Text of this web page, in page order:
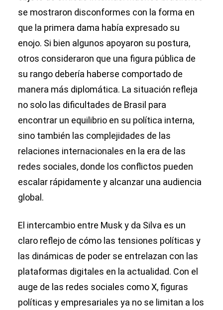
se mostraron disconformes con la forma en
que la primera dama había expresado su
enojo. Si bien algunos apoyaron su postura,
otros consideraron que una figura pública de
su rango debería haberse comportado de
manera más diplomática. La situación refleja
no solo las dificultades de Brasil para
encontrar un equilibrio en su política interna,
sino también las complejidades de las
relaciones internacionales en la era de las
redes sociales, donde los conflictos pueden
escalar rápidamente y alcanzar una audiencia
global.
El intercambio entre Musk y da Silva es un
claro reflejo de cómo las tensiones políticas y
las dinámicas de poder se entrelazan con las
plataformas digitales en la actualidad. Con el
auge de las redes sociales como X, figuras
políticas y empresariales ya no se limitan a los